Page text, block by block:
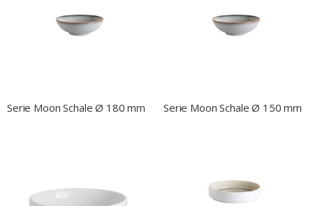
Serie Moon Schale Ø 180 mm Serie Moon Schale Ø 150 mm